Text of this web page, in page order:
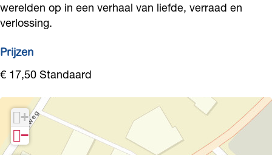
werelden op in een verhaal van liefde, verraad en
verlossing.
Prijzen
€ 17,50 Standaard
+
−